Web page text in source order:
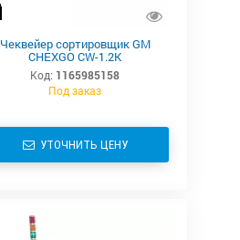
Чеквейер сортировщик GM
CHEXGO CW-1.2K
Код: 1165985158
Под заказ
УТОЧНИТЬ ЦЕНУ